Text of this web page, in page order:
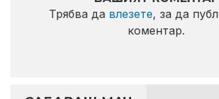
Трябва да влезете, за да
коментар.